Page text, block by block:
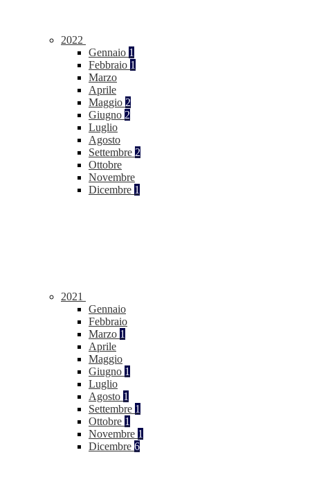
2022
Gennaio 1
Febbraio 1
Marzo
Aprile
Maggio 2
Giugno 2
Luglio
Agosto
Settembre 2
Ottobre
Novembre
Dicembre 1
2021
Gennaio
Febbraio
Marzo 1
Aprile
Maggio
Giugno 1
Luglio
Agosto 1
Settembre 1
Ottobre 1
Novembre 1
Dicembre 6